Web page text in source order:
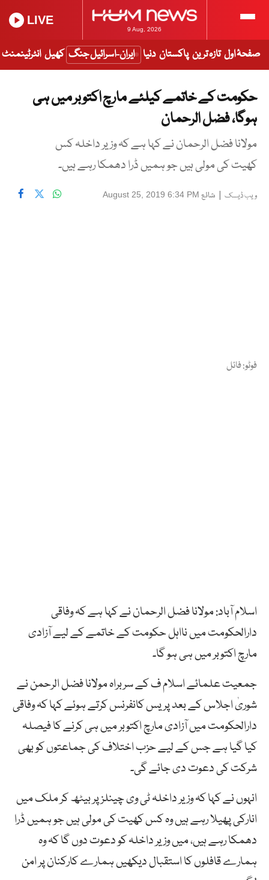
9 Aug, 2026
LIVE
صفحۂ اول تازہ ترین پاکستان دنیا ایران-اسرائیل جنگ کھیل انٹرٹینمنٹ
حکومت کے خاتمے کیلئے مارچ اکتوبر میں ہی
ہوگا، فضل الرحمان
مولانا فضل الرحمان نے کہا ہے کہ وزیر داخلہ کس
کھیت کی مولی ہیں جو ہمیں ڈرا دھمکا رہے ہیں۔
ویب ڈیسک | شائع August 25, 2019 6:34 PM
فوٹو: فائل
اسلام آباد: مولانا فضل الرحمان نے کہا ہے کہ وفاقی
دارالحکومت میں نااہل حکومت کے خاتمے کے لیے آزادی
مارچ اکتوبر میں ہی ہو گا۔
جمعیت علمائے اسلام ف کے سربراہ مولانا فضل الرحمن نے
شوریٰ اجلاس کے بعد پریس کانفرنس کرتے ہوئے کہا کہ وفاقی
دارالحکومت میں آزادی مارچ اکتوبر میں ہی کرنے کا فیصلہ
کیا گیا ہے جس کے لیے حزب اختلاف کی جماعتوں کو بھی
شرکت کی دعوت دی جائے گی۔
انہوں نے کہا کہ وزیر داخلہ ٹی وی چینلز پر بیٹھ کر ملک میں
انارکی پھیلا رہے ہیں وہ کس کھیت کی مولی ہیں جو ہمیں ڈرا
دھمکا رہے ہیں، میں وزیر داخلہ کو دعوت دوں گا کہ وہ
ہمارے قافلوں کا استقبال دیکھیں ہمارے کارکنان پر امن